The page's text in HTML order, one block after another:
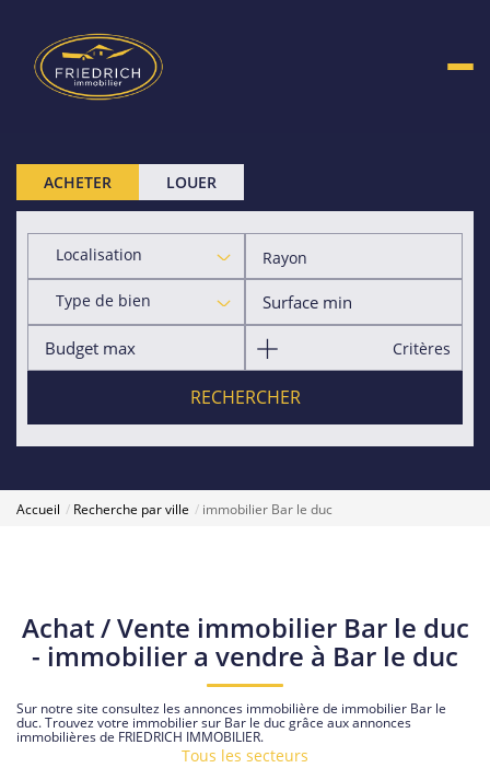
ACHETER LOUER
Localisation Rayon
Type de bien
Critères
RECHERCHER
Accueil Recherche par ville immobilier Bar le duc
Achat / Vente immobilier Bar le duc
- immobilier a vendre à Bar le duc
Sur notre site consultez les annonces immobilière de immobilier Bar le
duc. Trouvez votre immobilier sur Bar le duc grâce aux annonces
immobilières de FRIEDRICH IMMOBILIER.
Tous les secteurs